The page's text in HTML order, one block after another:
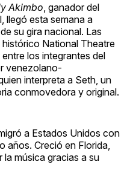
Akimbo , ganador del
llegó esta semana a
su gira nacional. Las
National Theatre
los integrantes del
venezolano-
quien interpreta a Seth, un
conmovedora y original.
a Estados Unidos con
años. Creció en Florida,
música gracias a su